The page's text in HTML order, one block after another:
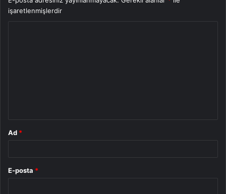
işaretlenmişlerdir
Ad *
E-posta *